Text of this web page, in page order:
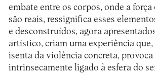
embate entre os corpos, onde a
são reais, ressignifica esses
e desconstruídos, agora
artístico, criam uma experiência que,
isenta da violência concreta,
intrinsecamente ligado à esfera do